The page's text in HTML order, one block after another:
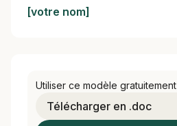
[votre nom]
Utiliser ce modèle gratuitement
Télécharger en .doc